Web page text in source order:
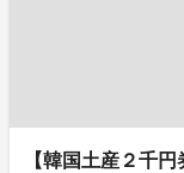
【韓国土産２千